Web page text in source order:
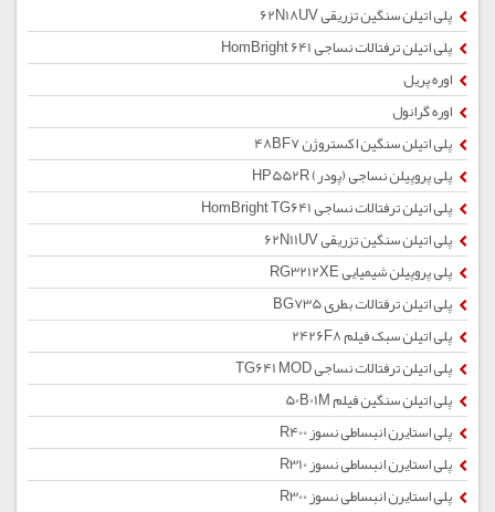
پلی اتیلن سنگین تزریقی 62N18UV
پلی اتیلن ترفتالات نساجی HomBright 641
اوره پریل
اوره گرانول
پلی اتیلن سنگین اکستروژن 48BF7
پلی پروپیلن نساجی (پودر) HP552R
پلی اتیلن ترفتالات نساجی HomBright TG641
پلی اتیلن سنگین تزریقی 62N11UV
پلی پروپیلن شیمیایی RG3212XE
پلی اتیلن ترفتالات بطری BG735
پلی اتیلن سبک فیلم 2426F8
پلی اتیلن ترفتالات نساجی TG641 MOD
پلی اتیلن سنگین فیلم 50B01M
پلی استایرن انبساطی نسوز R400
پلی استایرن انبساطی نسوز R310
پلی استایرن انبساطی نسوز R300